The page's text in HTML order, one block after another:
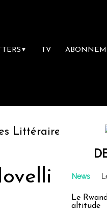
▼ TV
la première
News
Le
altitude